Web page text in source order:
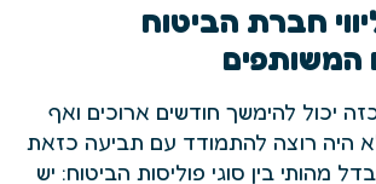
חברת הביטוח
המשותפים
יכול להימשך חודשים ארוכים ואף
היה רוצה להתמודד עם תביעה כזאת
מהותי בין סוגי פוליסות הביטוח: יש